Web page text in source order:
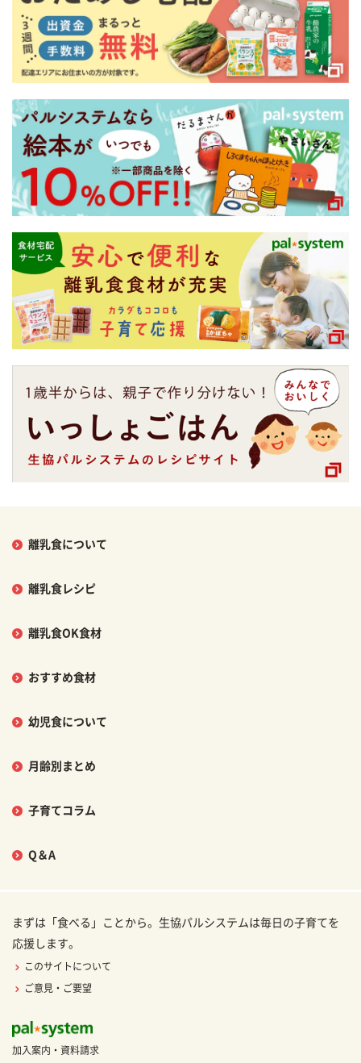
離乳食について
離乳食レシピ
離乳食OK食材
おすすめ食材
幼児食について
月齢別まとめ
子育てコラム
Q＆A
まずは「食べる」ことから。生協パルシステムは毎日の子育てを
応援します。
このサイトについて
ご意見・ご要望
加入案内・資料請求